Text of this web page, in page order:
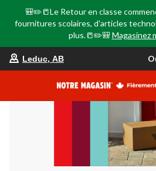
🎒✏️📒Le Retour en classe
fournitures scolaires, d'articles
plus.📒✏️🎒 Magasinez
votre
est
AB,
à
22:00
Leduc, AB